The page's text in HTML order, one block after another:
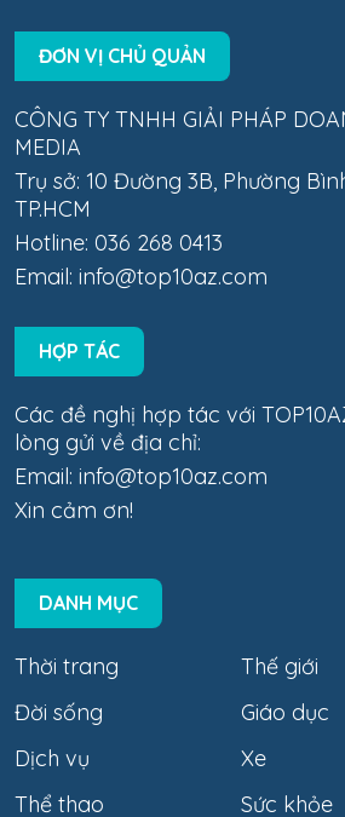
ĐƠN VỊ CHỦ QUẢN
CÔNG TY TNHH GIẢI PHÁP
MEDIA
Trụ sở: 10 Đường 3B, Phường
TP.HCM
Hotline: 036 268 0413
Email: info@top10az.com
HỢP TÁC
Các đề nghị hợp tác với
lòng gửi về địa chỉ:
Email: info@top10az.com
Xin cảm ơn!
DANH MỤC
Thời trang
Thế giới
Đời sống
Giáo dục
Dịch vụ
Xe
Thể thao
Sức khỏe